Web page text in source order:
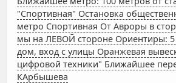
"Спортивная" Остановка
метро Спортивная От Авроры в
мы на ЛЕВОЙ стороне Ориентиры:
дом, вход с улицы Оранжевая
цифровой техники" Ближайшее
КАрбышева